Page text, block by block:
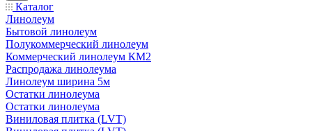
Каталог
Линолеум
Бытовой линолеум
Полукоммерческий линолеум
Коммерческий линолеум КМ2
Распродажа линолеума
Линолеум ширина 5м
Остатки линолеума
Остатки линолеума
Виниловая плитка (LVT)